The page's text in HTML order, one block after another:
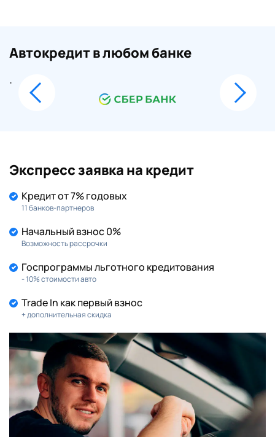
(99) (436)
KIA (602) MAZDA
MITSUBISHI (149)
RENAULT (155)
SUZUKI (86) TOYOTA
VOLKSWAGEN (164)
Автокредит в любом банке
.
Экспресс заявка на кредит
Кредит от 7% годовых
11 банков-партнеров
Начальный взнос 0%
Возможность рассрочки
Госпрограммы льготного кредитования
- 10% стоимости авто
Trade In как первый взнос
+ дополнительная скидка